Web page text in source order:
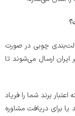
چوبی در صورت
ایران ارسال می‌شوند تا
برند شما را فریاد
برای دریافت مشاوره